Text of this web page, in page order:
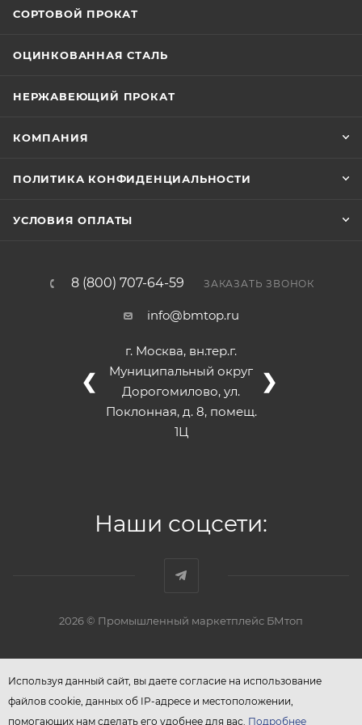
СОРТОВОЙ ПРОКАТ
ОЦИНКОВАННАЯ СТАЛЬ
НЕРЖАВЕЮЩИЙ ПРОКАТ
КОМПАНИЯ
ПОЛИТИКА КОНФИДЕНЦИАЛЬНОСТИ
УСЛОВИЯ ОПЛАТЫ
8 (800) 707-64-59 ЗАКАЗАТЬ ЗВОНОК
info@bmtop.ru
г. Москва, вн.тер.г.
Муниципальный округ
Дорогомилово, ул.
Поклонная, д. 8, помещ.
1Ц
❮ ❯
Наши соцсети:
2026 © Промышленный маркетплейс БМтоп
Используя данный сайт, вы даете согласие на использование
файлов cookie, данных об IP-адресе и местоположении,
помогающих нам сделать его удобнее для вас. Подробнее